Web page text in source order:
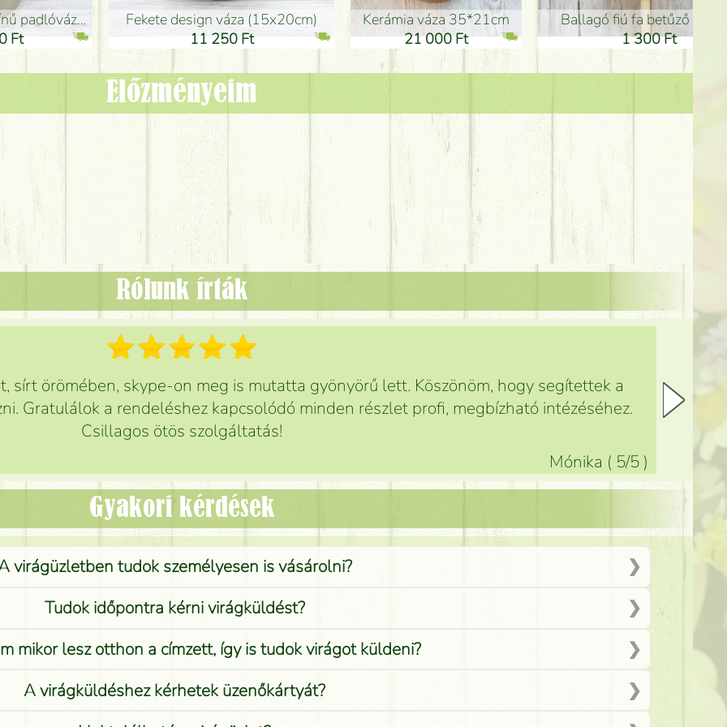
(50x29cm)
Ft
fekete design váza (15x20cm)
11 250 Ft
Kerámia váza 35*21cm
21 000 Ft
ballagó fiú fa betűző
1 300 Ft
Előzményeim
Rólunk írták
sírt örömében, skype-on meg is mutatta gyönyörű lett. Köszönöm, hogy segítettek a
Gratulálok a rendeléshez kapcsolódó minden részlet profi, megbízható intézéséhez.
Csillagos ötös szolgáltatás!
Mónika ( 5/5 )
Gyakori kérdések
virágüzletben tudok személyesen is vásárolni?
Tudok időpontra kérni virágküldést?
mikor lesz otthon a címzett, így is tudok virágot küldeni?
A virágküldéshez kérhetek üzenőkártyát?